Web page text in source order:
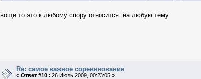
воще то это к любому спору относится. на любую тему
Re: самое важное соревннование
«Ответ #10 : 26 Июль 2009, 00:23:05 »